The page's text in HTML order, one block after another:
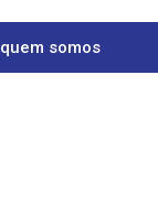
quem somos